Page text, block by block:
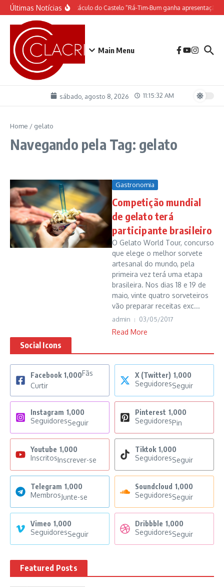
Ir para o conteúdo
Últimas NotíciasO espetáculo do Castelo “Rá-Tim-Bum ganha apresentação
Main Menu
sábado, agosto 8, 2026 11:15:32 AM
Home / gelato
Navegando pela Tag: gelato
Gastronomia
Competição mundial
de gelato terá
participante brasileiro
O Gelato World Tour, concurso
que elege o melhor sorvete
artesanal do mundo, pela
primeira vez terá uma etapa
brasileira. Nos dias 18 e 19 de
maio, vinte quatro sorveteiros
vão preparar receitas exc...
admin 03/05/2017
Read More
Social Icons
Facebook 1,000Fãs
Curtir
X (Twitter) 1,000
SeguidoresSeguir
Instagram 1,000
SeguidoresSeguir
Pinterest 1,000
SeguidoresPin
Youtube 1,000
InscritosInscrever-se
Tiktok 1,000
SeguidoresSeguir
Telegram 1,000
MembrosJunte-se
Soundcloud 1,000
SeguidoresSeguir
Vimeo 1,000
SeguidoresSeguir
Dribbble 1,000
SeguidoresSeguir
Featured Posts